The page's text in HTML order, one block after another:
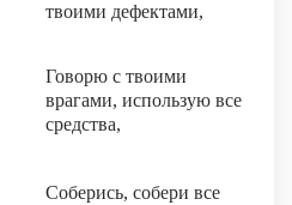
твоими дефектами,
Говорю с твоими
врагами, использую все
средства,
Соберись, собери все